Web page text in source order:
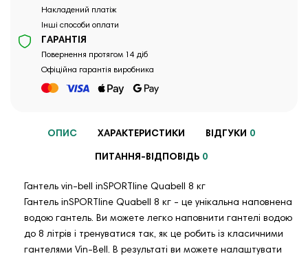
Накладений платіж
Інші способи оплати
ГАРАНТІЯ
Повернення протягом 14 діб
Офіційна гарантія виробника
ОПИС ХАРАКТЕРИСТИКИ ВІДГУКИ 0
ПИТАННЯ-ВІДПОВІДЬ 0
Гантель vin-bell inSPORTline Quabell 8 кг
Гантель inSPORTline Quabell 8 кг - це унікальна наповнена
водою гантель. Ви можете легко наповнити гантелі водою
до 8 літрів і тренуватися так, як це робить із класичними
гантелями Vin-Bell. В результаті ви можете налаштувати